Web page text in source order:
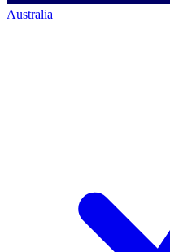
Australia